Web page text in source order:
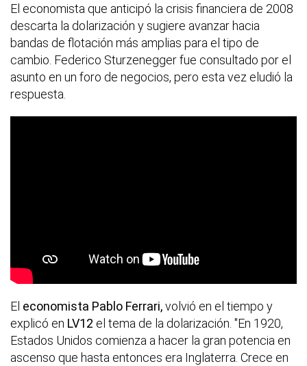
El economista que anticipó la crisis financiera de 2008
descarta la dolarización y sugiere avanzar hacia
bandas de flotación más amplias para el tipo de
cambio. Federico Sturzenegger fue consultado por el
asunto en un foro de negocios, pero esta vez eludió la
respuesta.
El economista Pablo Ferrari,volvió en el tiempo y
explicó en LV12 el tema de la dolarización. "En 1920,
Estados Unidos comienza a hacer la gran potencia en
ascenso que hasta entonces era Inglaterra. Crece en